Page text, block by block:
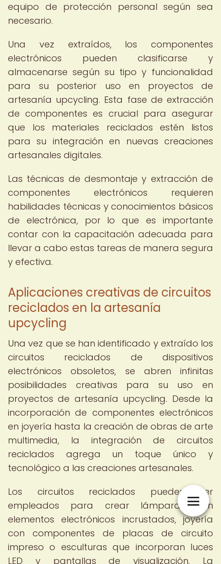
equipo de protección personal según sea
necesario.
Una vez extraídos, los componentes
electrónicos pueden clasificarse y
almacenarse según su tipo y funcionalidad
para su posterior uso en proyectos de
artesanía upcycling. Esta fase de extracción
de componentes es crucial para asegurar
que los materiales reciclados estén listos
para su integración en nuevas creaciones
artesanales digitales.
Las técnicas de desmontaje y extracción de
componentes electrónicos requieren
habilidades técnicas y conocimientos básicos
de electrónica, por lo que es importante
contar con la capacitación adecuada para
llevar a cabo estas tareas de manera segura
y efectiva.
Aplicaciones creativas de circuitos
reciclados en la artesanía
upcycling
Una vez que se han identificado y extraído los
circuitos reciclados de dispositivos
electrónicos obsoletos, se abren infinitas
posibilidades creativas para su uso en
proyectos de artesanía upcycling. Desde la
incorporación de componentes electrónicos
en joyería hasta la creación de obras de arte
multimedia, la integración de circuitos
reciclados agrega un toque único y
tecnológico a las creaciones artesanales.
Los circuitos reciclados pueden ser
empleados para crear lámparas con
elementos electrónicos incrustados, joyería
con componentes de placas de circuito
impreso o esculturas que incorporan luces
LED y pantallas de visualización. La